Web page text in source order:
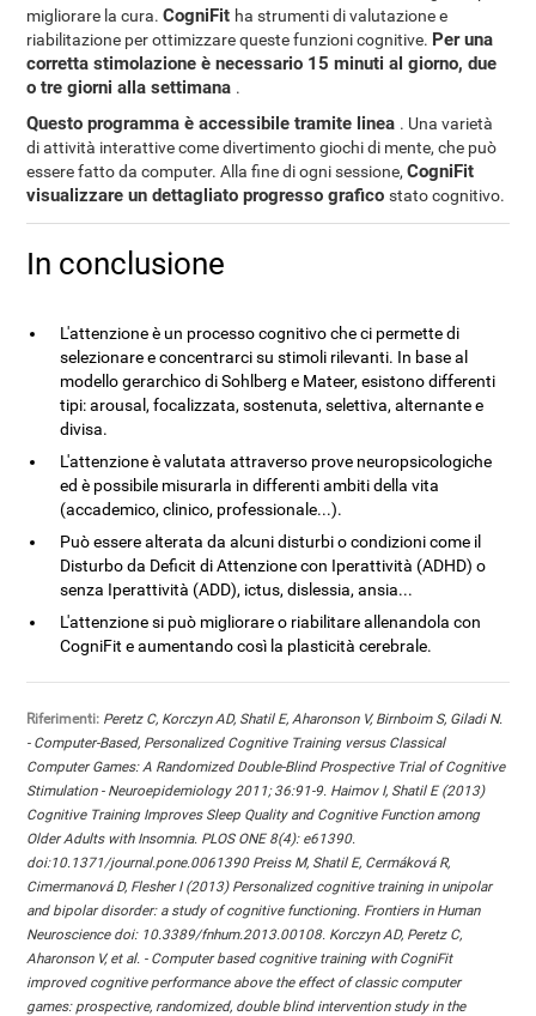
migliorare la cura.CogniFit ha strumenti di valutazione e
riabilitazione per ottimizzare queste funzioni cognitive. Per una
corretta stimolazione è necessario 15 minuti al giorno, due
o tre giorni alla settimana .
Questo programma è accessibile tramite linea . Una varietà
di attività interattive come divertimento giochi di mente, che può
essere fatto da computer. Alla fine di ogni sessione,CogniFit
visualizzare un dettagliato progresso graficostato cognitivo.
In conclusione
L'attenzione è un processo cognitivo che ci permette di
selezionare e concentrarci su stimoli rilevanti. In base al
modello gerarchico di Sohlberg e Mateer, esistono differenti
tipi: arousal, focalizzata, sostenuta, selettiva, alternante e
divisa.
L'attenzione è valutata attraverso prove neuropsicologiche
ed è possibile misurarla in differenti ambiti della vita
(accademico, clinico, professionale...).
Può essere alterata da alcuni disturbi o condizioni come il
Disturbo da Deficit di Attenzione con Iperattività (ADHD) o
senza Iperattività (ADD), ictus, dislessia, ansia...
L'attenzione si può migliorare o riabilitare allenandola con
CogniFit e aumentando così la plasticità cerebrale.
Riferimenti: Peretz C, Korczyn AD, Shatil E, Aharonson V, Birnboim S, Giladi N.
- Computer-Based, Personalized Cognitive Training versus Classical
Computer Games: A Randomized Double-Blind Prospective Trial of Cognitive
Stimulation - Neuroepidemiology 2011; 36:91-9. Haimov I, Shatil E (2013)
Cognitive Training Improves Sleep Quality and Cognitive Function among
Older Adults with Insomnia. PLOS ONE 8(4): e61390.
doi:10.1371/journal.pone.0061390 Preiss M, Shatil E, Cermáková R,
Cimermanová D, Flesher I (2013) Personalized cognitive training in unipolar
and bipolar disorder: a study of cognitive functioning. Frontiers in Human
Neuroscience doi: 10.3389/fnhum.2013.00108. Korczyn AD, Peretz C,
Aharonson V, et al. - Computer based cognitive training with CogniFit
improved cognitive performance above the effect of classic computer
games: prospective, randomized, double blind intervention study in the